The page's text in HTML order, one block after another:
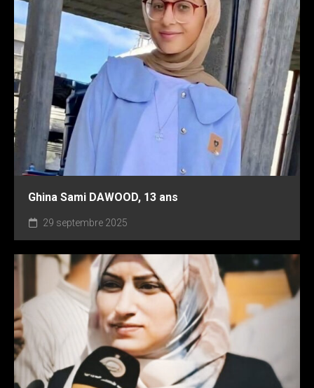
Ghina Sami DAWOOD, 13 ans
29 septembre 2025